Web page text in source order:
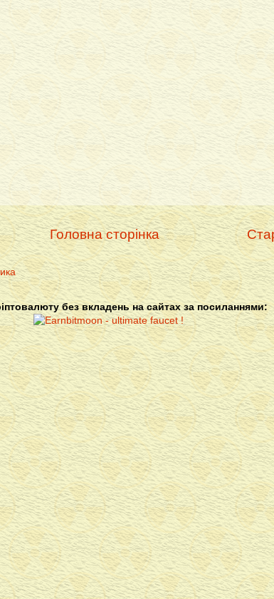
Головна сторінка
без вкладень на сайтах за посиланнями: